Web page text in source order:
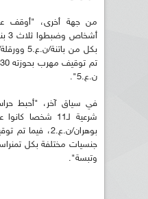
ن.ع.5".
في سياق آخر، "أحبط
شرعية لـ11
جنسيات مختلفة بكل
وتبسة".